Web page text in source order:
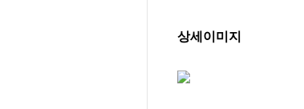
상세이미지